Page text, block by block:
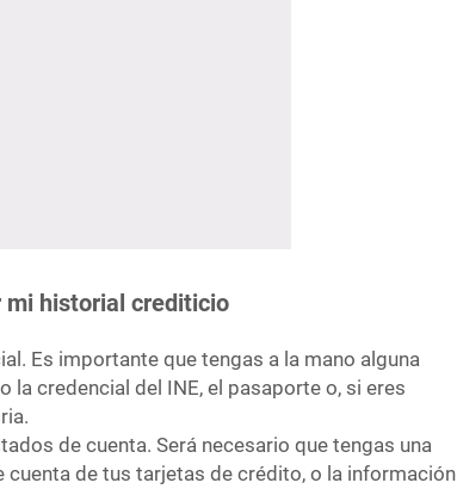
mi historial crediticio
Es importante que tengas a la mano alguna
la credencial del INE, el pasaporte o, si eres
de cuenta. Será necesario que tengas una
de tus tarjetas de crédito, o la información